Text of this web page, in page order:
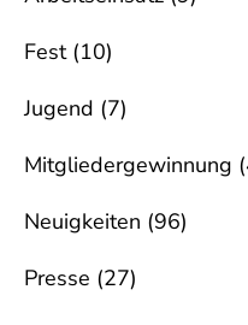
Fest(10)
Jugend (7)
Mitgliedergewinnung
Neuigkeiten (96)
Presse (27)